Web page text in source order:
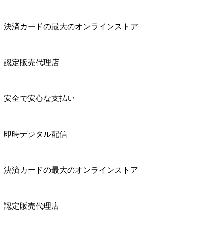
決済カードの最大のオンラインストア
認定販売代理店
安全で安心な支払い
即時デジタル配信
決済カードの最大のオンラインストア
認定販売代理店